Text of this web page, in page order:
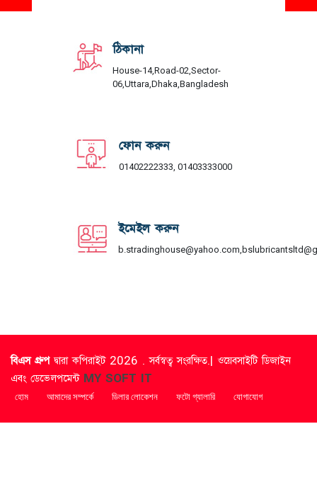
ঠিকানা
House-14,Road-02,Sector-
06,Uttara,Dhaka,Bangladesh
ফোন করুন
01402222333, 01403333000
ইমেইল করুন
বিএস গ্রুপদ্বারা কপিরাইট 2026 . সর্বস্বত্ব সংরক্ষিত.| ওয়েবসাইটি ডিজাইন
এবং ডেভেলপমেন্ট MY SOFT IT
হোম আমাদের সম্পর্কে ডিলার লোকেশন ফটো গ্যালারি যোগাযোগ